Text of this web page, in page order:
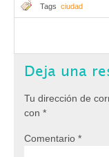
Tags ciudad
Deja una
Tu dirección de
con *
Comentario *